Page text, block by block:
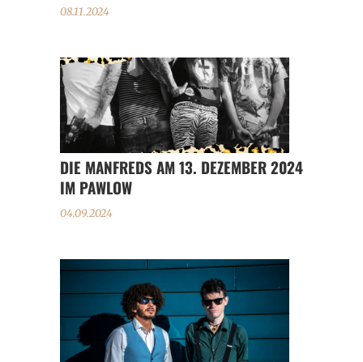
08.11.2024
DIE MANFREDS AM 13. DEZEMBER 2024
IM PAWLOW
04.09.2024